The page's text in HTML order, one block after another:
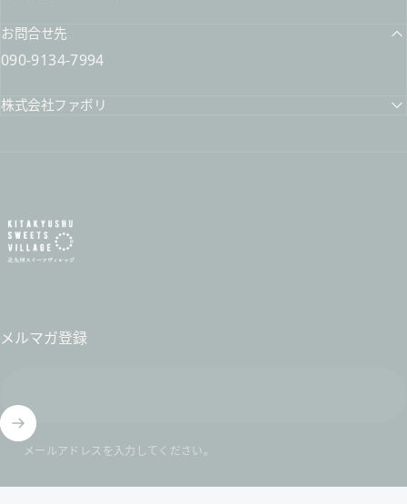
お問合せ先
090-9134-7994
株式会社ファボリ
メルマガ登録
メールアドレスを入力してください。